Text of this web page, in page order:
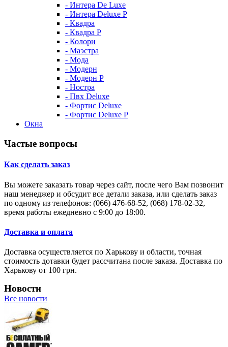
- Интера De Luxe
- Интера Deluxe P
- Квадра
- Квадра P
- Колори
- Маэстра
- Мода
- Модерн
- Модерн Р
- Ностра
- Пвх Deluxe
- Фортис Deluxe
- Фортис Deluxe P
Окна
Частые вопросы
Как сделать заказ
Вы можете заказать товар через сайт, после чего Вам позвонит
наш менеджер и обсудит все детали заказа, или сделать заказ
по одному из телефонов: (066) 476-68-52, (068) 178-02-32,
время работы ежедневно с 9:00 до 18:00.
Доставка и оплата
Доставка осуществляется по Харькову и области, точная
стоимость дотавки будет рассчитана после заказа. Доставка по
Харькову от 100 грн.
Новости
Все новости